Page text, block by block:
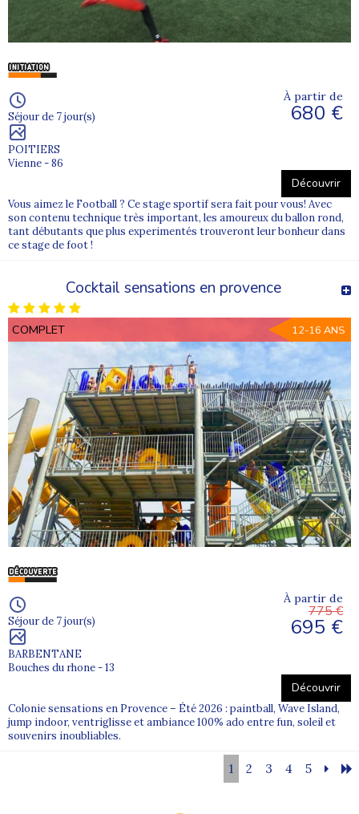
Séjour de 7 jour(s)
POITIERS
Vienne - 86
À partir de
680 €
Découvrir
Vous aimez le Football ? Ce stage sportif sera fait pour vous! Avec
son contenu technique très important, les amoureux du ballon rond,
tant débutants que plus experimentés trouveront leur bonheur dans
ce stage de foot !
Cocktail sensations en provence
COMPLET 12-16 ANS
Séjour de 7 jour(s)
BARBENTANE
Bouches du rhone - 13
À partir de
775 €
695 €
Découvrir
Colonie sensations en Provence – Été 2026 : paintball, Wave Island,
jump indoor, ventriglisse et ambiance 100% ado entre fun, soleil et
souvenirs inoubliables.
1 2 3 4 5